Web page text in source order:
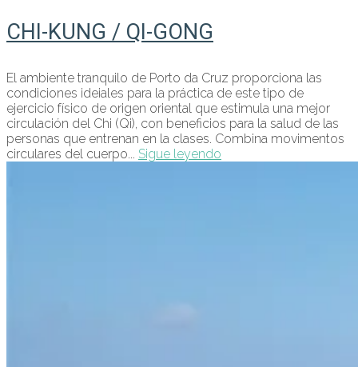
CHI-KUNG / QI-GONG
El ambiente tranquilo de Porto da Cruz proporciona las
condiciones ideiales para la práctica de este tipo de
ejercicio físico de origen oriental que estimula una mejor
circulación del Chi (Qi), con beneficios para la salud de las
personas que entrenan en la clases. Combina movimentos
circulares del cuerpo... Sigue leyendo